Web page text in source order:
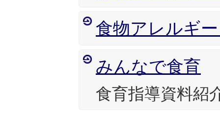
食物アレルギ
みんなで食育
食育指導資料紹